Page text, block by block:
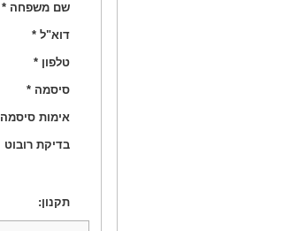
שם משפחה *
דוא"ל *
טלפון *
סיסמה *
אימות סיסמה
בדיקת רובוט
תקנון: